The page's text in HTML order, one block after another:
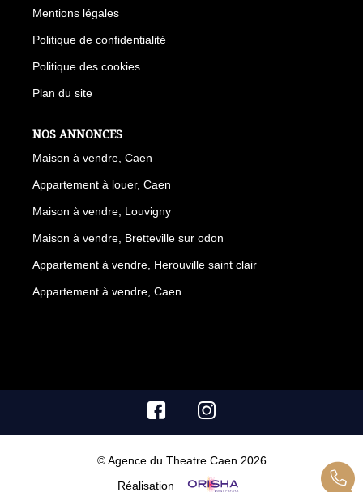
Mentions légales
Politique de confidentialité
Politique des cookies
Plan du site
NOS ANNONCES
Maison à vendre, Caen
Appartement à louer, Caen
Maison à vendre, Louvigny
Maison à vendre, Bretteville sur odon
Appartement à vendre, Herouville saint clair
Appartement à vendre, Caen
© Agence du Theatre Caen 2026
Réalisation